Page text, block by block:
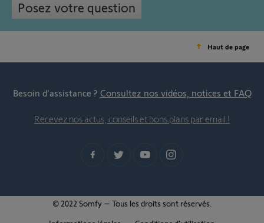
Posez votre question
Haut de page
Besoin d’assistance ? Consultez nos vidéos, notices et FAQ
Recevez nos actus, conseils et bons plans par email !
© 2022 Somfy – Tous les droits sont réservés.